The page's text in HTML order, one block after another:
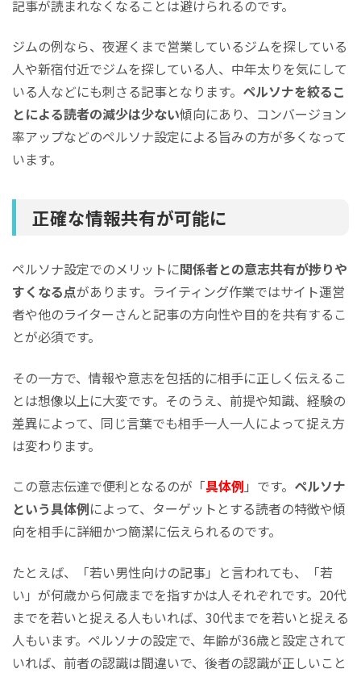
記事が読まれなくなることは避けられるのです。
ジムの例なら、夜遅くまで営業しているジムを探している
人や新宿付近でジムを探している人、中年太りを気にして
いる人などにも刺さる記事となります。 ペルソナを絞るこ
とによる読者の減少は少ない傾向にあり、コンバージョン
率アップなどのペルソナ設定による旨みの方が多くなって
います。
正確な情報共有が可能に
ペルソナ設定でのメリットに関係者との意志共有が捗りや
すくなる点があります。ライティング作業ではサイト運営
者や他のライターさんと記事の方向性や目的を共有するこ
とが必須です。
その一方で、情報や意志を包括的に相手に正しく伝えるこ
とは想像以上に大変です。そのうえ、前提や知識、経験の
差異によって、同じ言葉でも相手一人一人によって捉え方
は変わります。
この意志伝達で便利となるのが「具体例 」です。 ペルソナ
という具体例によって、ターゲットとする読者の特徴や傾
向を相手に詳細かつ簡潔に伝えられるのです。
たとえば、「若い男性向けの記事」と言われても、「若
い」が何歳から何歳までを指すかは人それぞれです。20代
までを若いと捉える人もいれば、30代までを若いと捉える
人もいます。ペルソナの設定で、年齢が36歳と設定されて
いれば、前者の認識は間違いで、後者の認識が正しいこと